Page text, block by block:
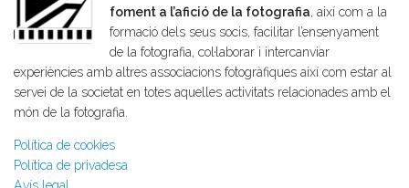
foment a l’afició de la fotografia, així com a la
formació dels seus socis, facilitar l’ensenyament
de la fotografia, col·laborar i intercanviar
experiències amb altres associacions fotogràfiques així com estar al
servei de la societat en totes aquelles activitats relacionades amb el
món de la fotografia.
Política de cookies
Política de privadesa